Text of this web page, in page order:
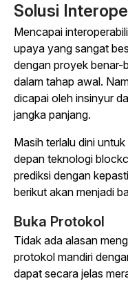
Solusi
Mencapai
upaya yang sangat
dengan proyek benar-
dalam tahap awal.
dicapai oleh insinyur
jangka panjang.
Masih terlalu dini
depan teknologi
prediksi dengan
berikut akan menjadi
Buka Protokol
Tidak ada alasan
protokol mandiri
dapat secara jelas